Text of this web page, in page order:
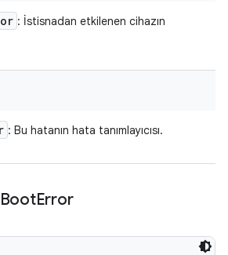
: İstisnadan etkilenen cihazın
: Bu hatanın hata tanımlayıcısı.
BootError